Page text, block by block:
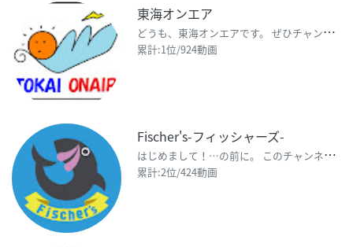
東海オンエア
ど
うも、東海オンエアです。 ぜひチャンネル登録お願いします！ サブチャンネル【東海オンエアの控え室
累計:1位/924動画
Fischer's-フィッシャーズ-
は
じめまして！…の前に。 このチャンネルの動画を見て真似をしたり、参考にして怪我をしたなどについて
累計:2位/424動画